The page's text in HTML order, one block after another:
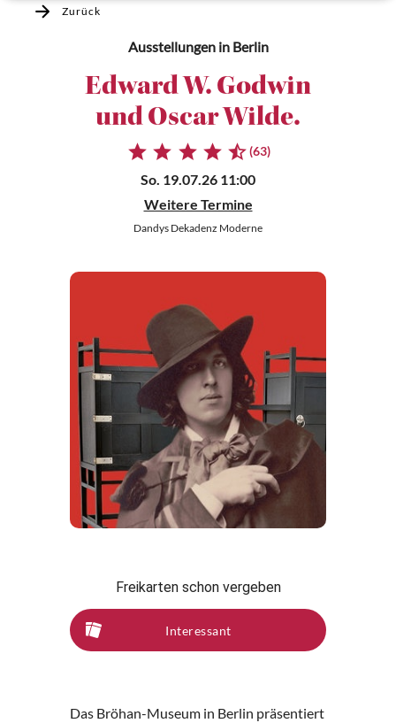
Zurück
Ausstellungenin Berlin
Edward W. Godwin
und Oscar Wilde.
(63)
So. 19.07.26 11:00
Weitere Termine
Dandys Dekadenz Moderne
Freikarten schon vergeben
Interessant
Das Bröhan-Museum in Berlin präsentiert